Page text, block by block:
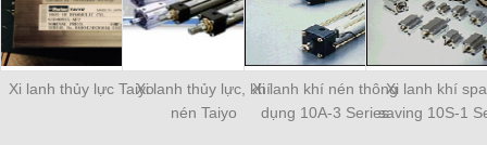
Xi lanh thủy lực TaiyoXi lanh thủy lực, khí
nén Taiyo
Xi lanh khí nén thông
dụng 10A-3 Series
Xi lanh khí
saving 10S-1